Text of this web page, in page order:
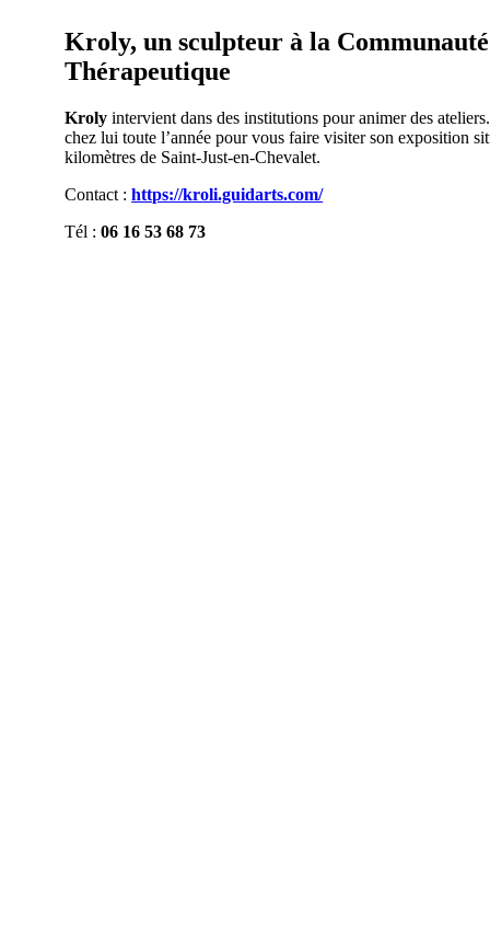
Kroly, un sculpteur à la Communauté
Thérapeutique
Krolyintervient dans des institutions pour animer des
chez lui toute l’année pour vous faire visiter son exposition
kilomètres de Saint-Just-en-Chevalet.
Contact :https://kroli.guidarts.com/
Tél :06 16 53 68 73